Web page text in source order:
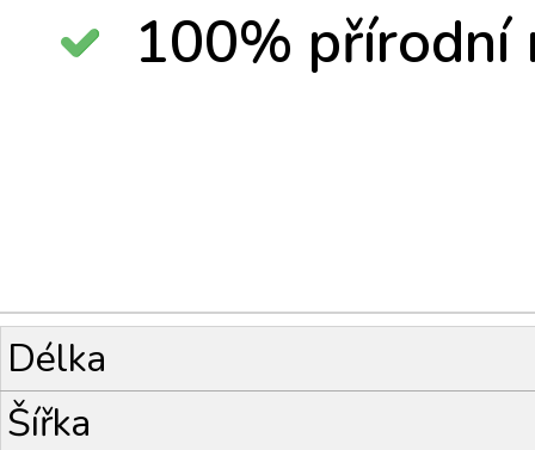
100% přírodní
Délka
Šířka